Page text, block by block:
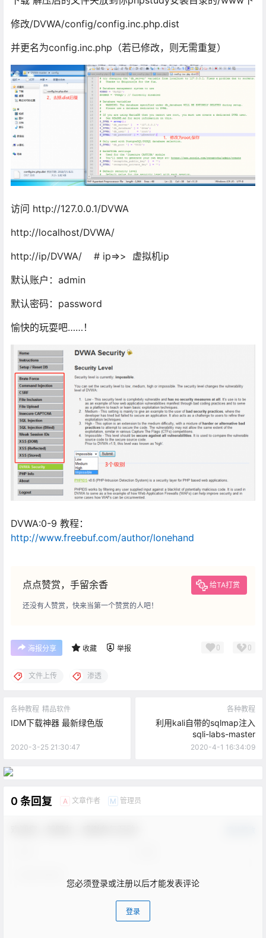
修改/DVWA/config/config.inc.php.dist
并更名为config.inc.php（若已修改，则无需重复）
访问 http://127.0.0.1/DVWA
http://localhost/DVWA/
http://ip/DVWA/ # ip=>> 虚拟机ip
默认账户：admin
默认密码：password
愉快的玩耍吧……！
DVWA:0-9 教程：
http://www.freebuf.com/author/lonehand
点点赞赏，手留余香 给TA打赏
还没有人赞赏，快来当第一个赞赏的人吧！
海报分享 收藏 举报 0 0
文件上传 渗透
各种教程 精品软件
IDM下载神器 最新绿色版
2020-3-25 21:30:47
各种教程
利用kali自带的sqlmap注入
sqli-labs-master
2020-4-1 16:34:09
0 条回复 A 文章作者 M 管理员
您必须登录或注册以后才能发表评论
登录